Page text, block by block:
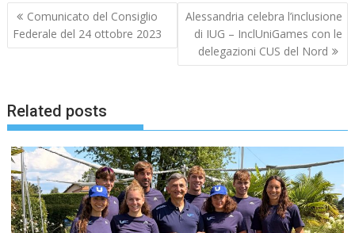
Navigazione
articoli
Comunicato del Consiglio
Federale del 24 ottobre 2023
Alessandria celebra l’inclusione
di IUG – InclUniGames con le
delegazioni CUS del Nord
Related posts